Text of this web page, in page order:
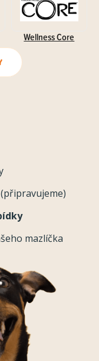
Wellness Core
mazlíčka